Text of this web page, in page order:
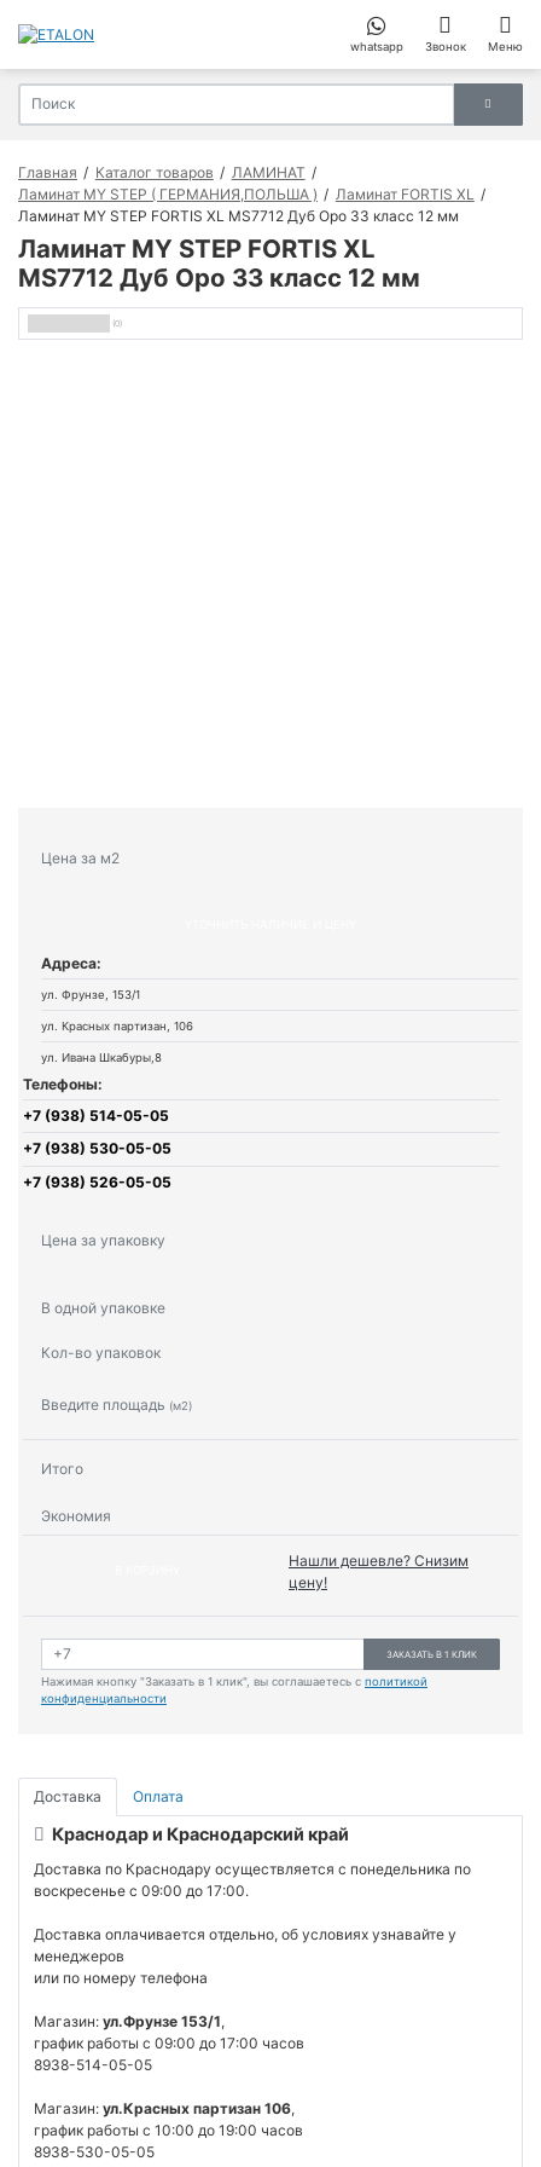
whatsapp Звонок Меню
Главная Каталог товаров
ЛАМИНАТ
Ламинат MY STEP ( ГЕРМАНИЯ,ПОЛЬША )
Ламинат FORTIS XL
Ламинат MY STEP FORTIS XL MS7712 Дуб Оро 33 класс 12 мм
Ламинат MY STEP FORTIS XL
MS7712 Дуб Оро 33 класс 12 мм
(0)
Цена за м2
Адреса:
ул. Фрунзе, 153/1
ул. Красных партизан, 106
ул. Ивана Шкабуры,8
Телефоны:
+7 (938) 514-05-05
+7 (938) 530-05-05
+7 (938) 526-05-05
Цена за упаковку
В одной упаковке
Кол-во упаковок
Введите площадь (м2)
Итого
Экономия
Нашли дешевле? Снизим
цену!
ЗАКАЗАТЬ В 1 КЛИК
Нажимая кнопку "Заказать в 1 клик", вы соглашаетесь с политикой
конфиденциальности
Доставка Оплата
Краснодар и Краснодарский край
Доставка по Краснодару осуществляется с понедельника по
воскресенье с 09:00 до 17:00.
Доставка оплачивается отдельно, об условиях узнавайте у
менеджеров
или по номеру телефона
Магазин: ул.Фрунзе 153/1,
график работы с 09:00 до 17:00 часов
8938-514-05-05
Магазин: ул.Красных партизан 106,
график работы с 10:00 до 19:00 часов
8938-530-05-05